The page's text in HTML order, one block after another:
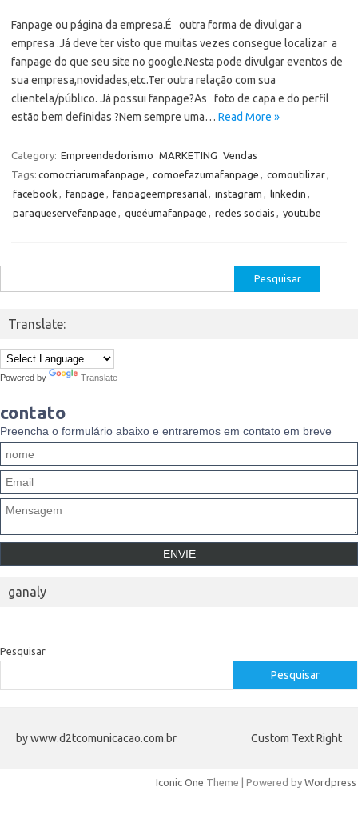
Fanpage ou página da empresa.É outra forma de divulgar a
empresa .Já deve ter visto que muitas vezes consegue localizar a
fanpage do que seu site no google.Nesta pode divulgar eventos de
sua empresa,novidades,etc.Ter outra relação com sua
clientela/público. Já possui fanpage?As foto de capa e do perfil
estão bem definidas ?Nem sempre uma… Read More »
Category: Empreendedorismo MARKETING Vendas
Tags: comocriarumafanpage , comoefazumafanpage , comoutilizar,
facebook , fanpage , fanpageempresarial, instagram , linkedin ,
paraqueservefanpage , queéumafanpage , redes sociais , youtube
por:
Translate:
Powered by Translate
contato
Preencha o formulário abaixo e entraremos em contato em breve
ganaly
Pesquisar
Pesquisar
by www.d2tcomunicacao.com.br Custom Text Right
Iconic One Theme | Powered by Wordpress